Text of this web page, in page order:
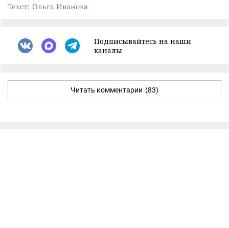
Текст: Ольга Иванова
Подписывайтесь на наши
каналы
Читать комментарии (83)